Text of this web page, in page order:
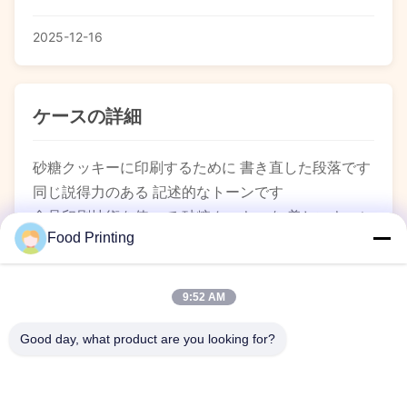
2025-12-16
ケースの詳細
砂糖クッキーに印刷するために 書き直した段落です
同じ説得力のある 記述的なトーンです
食品印刷技術を使って 砂糖クッキーを 美しいキャン
バスに変えて 忘れられない食用傑作を作ります複雑
な蕾のパターン繊細なアイスリングに直接印刷でき
ます 特殊な調製の食用インクで鮮やかな色で,美味し
たパーティーや 忘れられない結婚式や ブランドの企
Food Printing
9:52 AM
Good day, what product are you looking for?